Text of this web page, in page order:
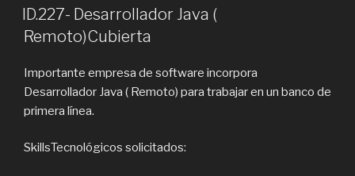
Cubierta”
EL
ID.227- Desarrollador Java (
Remoto)Cubierta
Importante empresa de software incorpora
Desarrollador Java ( Remoto) para trabajar en un banco de
primera línea.
SkillsTecnológicos solicitados: